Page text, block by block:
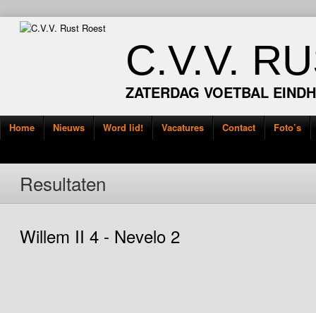
C.V.V.
ZATERDAG VOETBAL
Home Nieuws Word lid! Vacatures Contact Foto’s
Resultaten
Willem II 4 - Nevelo 2